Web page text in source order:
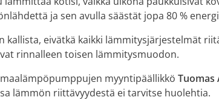
ja sen avulla säästät jopa 80 %
kallista, eivätkä kaikki lämmitysjärjestelmät
rinnalleen toisen lämmitysmuodon.
myyntipäällikkö Tuomas
lämmön riittävyydestä ei tarvitse huolehtia.